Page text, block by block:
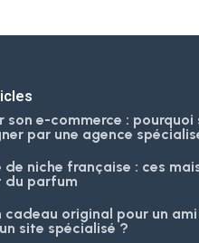
son e-commerce : pourquoi
par une agence
de niche française : ces
du parfum
cadeau original pour un
site spécialisé ?